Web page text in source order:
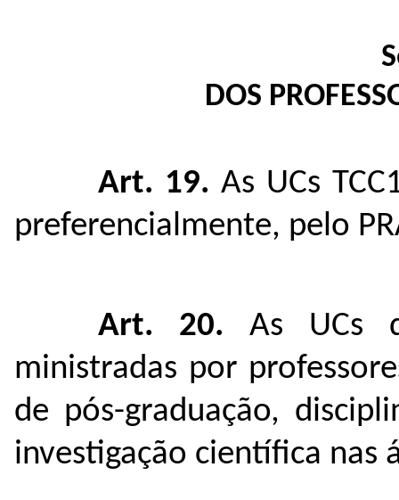
DOS
Art. 19. As UCs
preferencialmente, pelo
Art. 20. As UCs
ministradas por
de pós-graduação,
investigação científica nas